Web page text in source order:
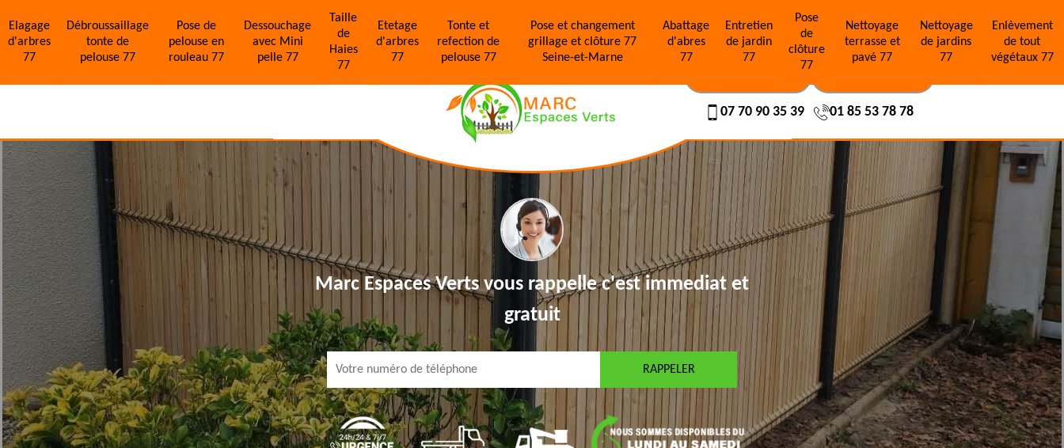
Elagage
d'arbres
77
Débroussaillage
tonte de
pelouse 77
Pose de
pelouse en
rouleau 77
Dessouchage
avec Mini
pelle 77
Taille
de
Haies
77
Etetage
d'arbres
77
Tonte et
refection de
pelouse 77
Pose et changement
grillage et clôture 77
Seine-et-Marne
Abattage
d'abres
77
Entretien
de jardin
77
Pose
de
clôture
77
Nettoyage
terrasse et
pavé 77
Nettoyage
de jardins
77
Enlèvement
de tout
végétaux 77
NOS RÉALISATIONS NOUS CONTACTER
07 70 90 35 39 01 85 53 78 78
Marc Espaces Verts vous rappellec'est immediat et
gratuit